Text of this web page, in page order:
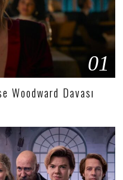
01
Woodward Davası